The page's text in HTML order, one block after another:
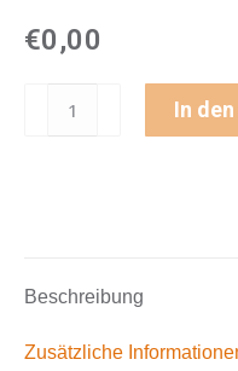
€0,00
In
Beschreibung
Zusätzliche